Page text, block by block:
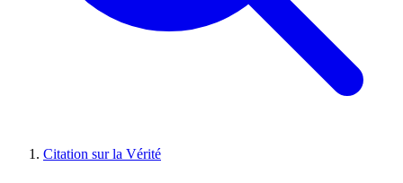
Citation sur la Vérité